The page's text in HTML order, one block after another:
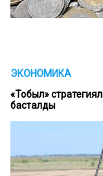
ЭКОНОМИКА
«Тобыл»
басталды